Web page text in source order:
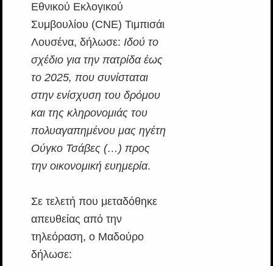
Εθνικού Εκλογικού
Συμβουλίου (CNE) Τιμπισάι
Λουσένα, δήλωσε: Ιδού το
σχέδιο για την πατρίδα έως
το 2025, που συνίσταται
στην ενίσχυση του δρόμου
και της κληρονομιάς του
πολυαγαπημένου μας ηγέτη
Ούγκο Τσάβες (…) προς
την οικονομική ευημερία.
Σε τελετή που μεταδόθηκε
απευθείας από την
τηλεόραση, ο Μαδούρο
δήλωσε: